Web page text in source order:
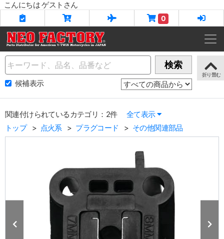
こんにちは ゲストさん
0
Name 検索
候補表示
関連付けられているカテゴリ：2件
全て表示
トップ
点火系 プラグコード その他関連部品